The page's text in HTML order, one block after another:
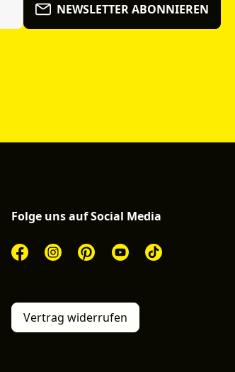
NEWSLETTER ABONNIEREN
Folge uns auf Social Media
Vertrag widerrufen